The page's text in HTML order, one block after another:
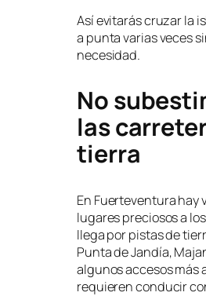
Así evitarás cruzar la
a punta varias veces
necesidad.
No
las
tierra
En Fuerteventura hay
lugares preciosos a
llega por pistas de
Punta de Jandía,
algunos accesos más
requieren conducir